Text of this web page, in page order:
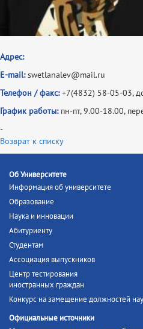
Адрес:
E-mail: swetlanalev@mail.ru
Телефон / факс: +7(4832) 58-05-03,
График работы: пн-пт, 9.00-18.00,
-
Возврат к списку
Об Университете
Информация об университете
Образование
Наука и инновации
Абитуриенту
Студентам
Ассоциация выпускников
Центр тестирования
иностранных граждан
Конкурс на замещение должностей
Официальные источники